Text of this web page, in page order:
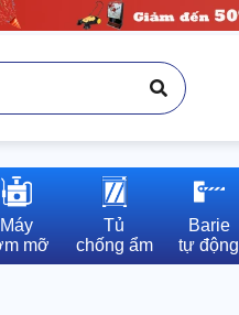
Máy
mỡ
Tủ
chống ẩm
Barie
tự động